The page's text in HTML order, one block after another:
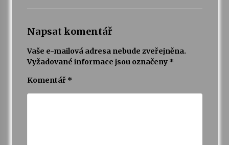
Napsat komentář
Vaše e-mailová adresa nebude zveřejněna.
Vyžadované informace jsou označeny *
Komentář *